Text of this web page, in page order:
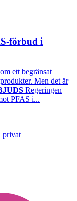
förbud i
ett begränsat
Men det är
Regeringen
PFAS i...
privat